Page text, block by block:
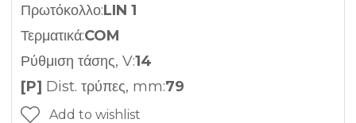
Πρωτόκολλο:LIN 1
Τερματικά:COM
Ρύθμιση τάσης, V:14
[P] Dist. τρύπες, mm:79
Add to wishlist